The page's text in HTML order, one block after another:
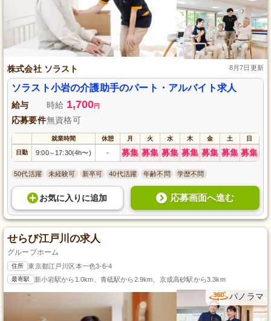
株式会社 ソラスト 8月7日更新
ソラスト小岩の介護助手のパート・アルバイト求人
給与 時給 1,700円
応募要件無資格可
就業時間 休憩 月 火 水 木 金 土 日
日勤 9:00～ 17:30(4h〜) - 募集 募集 募集 募集 募集 募集 募集
50代活躍 未経験可 新卒可 40代活躍 年齢不問 学歴不問
お気に入り に追加 応募画面へ進む
せらび江戸川の求人
グループホーム
住所 東京都江戸川区本一色3-6-4
最寄駅 新小岩駅から1.0km、青砥駅から2.9km、京成高砂駅から3.3km
パノラマ